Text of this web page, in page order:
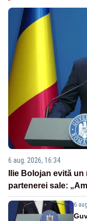
6 aug. 2026, 16:34
Ilie Bolojan evită
partenerei sale:
6